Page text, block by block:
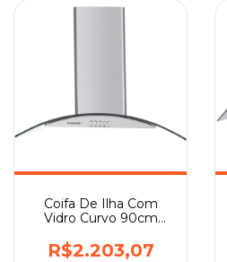
Coifa De Ilha Com
Vidro Curvo 90cm
R$2.203,07